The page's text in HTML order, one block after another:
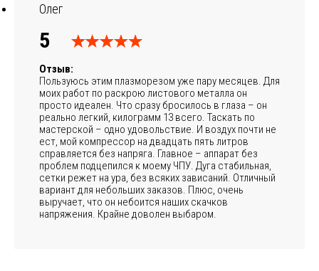
Олег
5
Отзыв:
Пользуюсь этим плазморезом уже пару месяцев. Для
моих работ по раскрою листового металла он
просто идеален. Что сразу бросилось в глаза – он
реально легкий, килограмм 13 всего. Таскать по
мастерской – одно удовольствие. И воздух почти не
ест, мой компрессор на двадцать пять литров
справляется без напряга. Главное – аппарат без
проблем подцепился к моему ЧПУ. Дуга стабильная,
сетки режет на ура, без всяких зависаний. Отличный
вариант для небольших заказов. Плюс, очень
выручает, что он небоится наших скачков
напряжения. Крайне доволен выбаром.